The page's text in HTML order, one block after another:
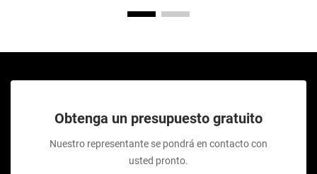
Obtenga un presupuesto gratuito
Nuestro representante se pondrá en contacto con
usted pronto.